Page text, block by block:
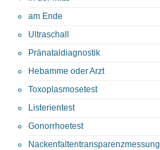
am Ende
Ultraschall
Pränataldiagnostik
Hebamme oder Arzt
Toxoplasmosetest
Listerientest
Gonorrhoetest
Nackenfaltentransparenzmessung